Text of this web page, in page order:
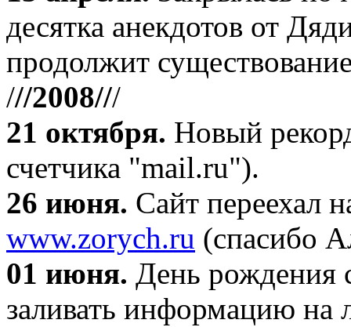
десятка анекдотов от
продолжит
///2008///
21 октября. Новый
счетчика "mail.ru").
26 июня. Сайт переехал
www.zorych.ru (спасибо
01 июня. День рождения
заливать информацию на